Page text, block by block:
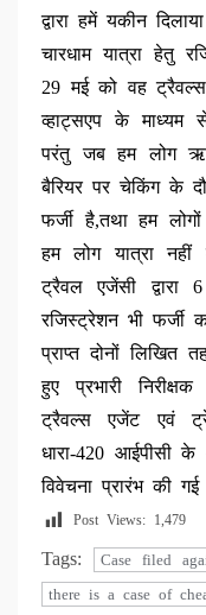
द्वारा हमें यकीन
चारधाम यात्रा हेतु
29 मई को वह ट्रैवल्स
व्हाट्सएप के माध्यम
परंतु जब हम लोग
बैरियर पर चेकिंग के
फर्जी है,तथा हम
हम लोग यात्रा नहीं
ट्रैवल एजेंसी
रजिस्ट्रेशन भी फर्जी
प्राप्त दोनों लिखित
हुए प्रभारी
ट्रैवल्स एजेंट एवं
धारा-420 आईपीसी
विवेचना प्रारंभ की गई
Post Views: 1,479
Tags:
Case filed
there is a case of